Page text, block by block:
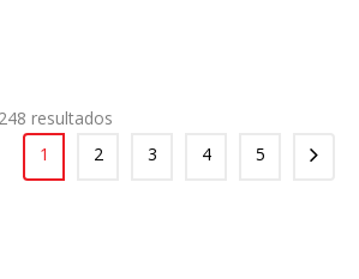
resultados
1
2 3 4 5